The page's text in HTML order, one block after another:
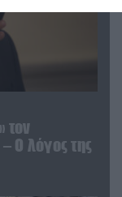
τον
Ο λόγος της